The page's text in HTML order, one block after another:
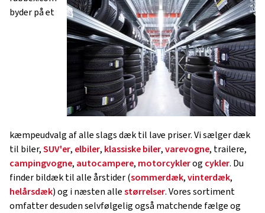
byder på et
kæmpeudvalg af alle slags dæk til lave priser. Vi sælger dæk
til biler,SUV'er, elbiler, klassiske biler,varevogne, trailere,
campingvogne, autocampere, motorcyklerog cykler. Du
finder bildæk til alle årstider (sommerdæk,vinterdæk,
helårsdæk) og i næsten allestørrelser. Vores sortiment
omfatter desuden selvfølgelig også matchende fælge og